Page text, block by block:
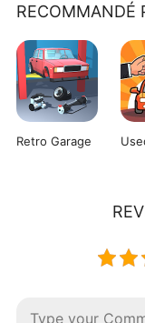
RECOMMANDÉ
Retro Garage